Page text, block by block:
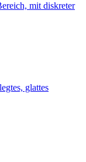
mit diskreter
glattes